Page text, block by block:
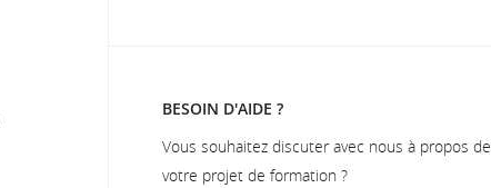
BESOIN D'AIDE ?
Vous souhaitez discuter avec nous à propos de
votre projet de formation ?